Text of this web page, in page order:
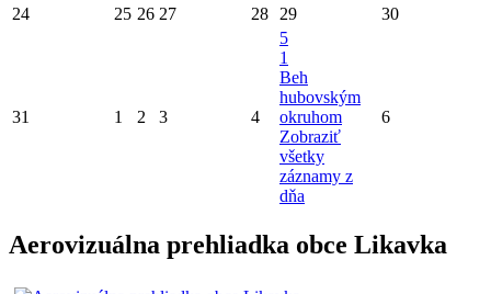
24 25 26 27 28 29 30
31 1 2 3 4
5
1
Beh
hubovským
okruhom
Zobraziť
všetky
záznamy z
dňa
6
Aerovizuálna prehliadka obce Likavka